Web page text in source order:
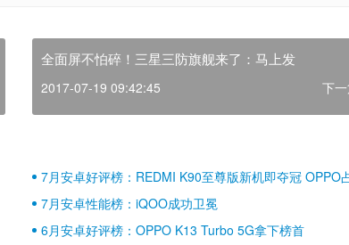
全面屏不怕碎！三星三防旗舰来了：马上发
2017-07-19 09:42:45 下
7月安卓好评榜：REDMI K90至尊版新机即夺冠 OPPO
壁江山
7月安卓性能榜：iQOO成功卫冕
6月安卓好评榜：OPPO K13 Turbo 5G拿下榜首